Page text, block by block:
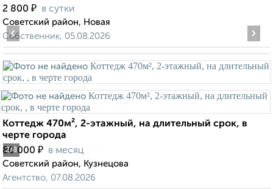
2 800 ₽ в сутки
Советский район, Новая
Собственник, 05.08.2026
2/8
‹ ›
Коттедж 470м², 2-этажный, на длительный срок, в
черте города
80 000 ₽ в месяц
Советский район, Кузнецова
Агентство, 07.08.2026